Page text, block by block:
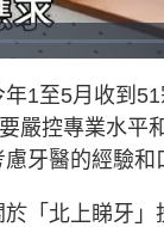
1至5月收到51
嚴控專業水平
牙醫的經驗和
「北上睇牙」